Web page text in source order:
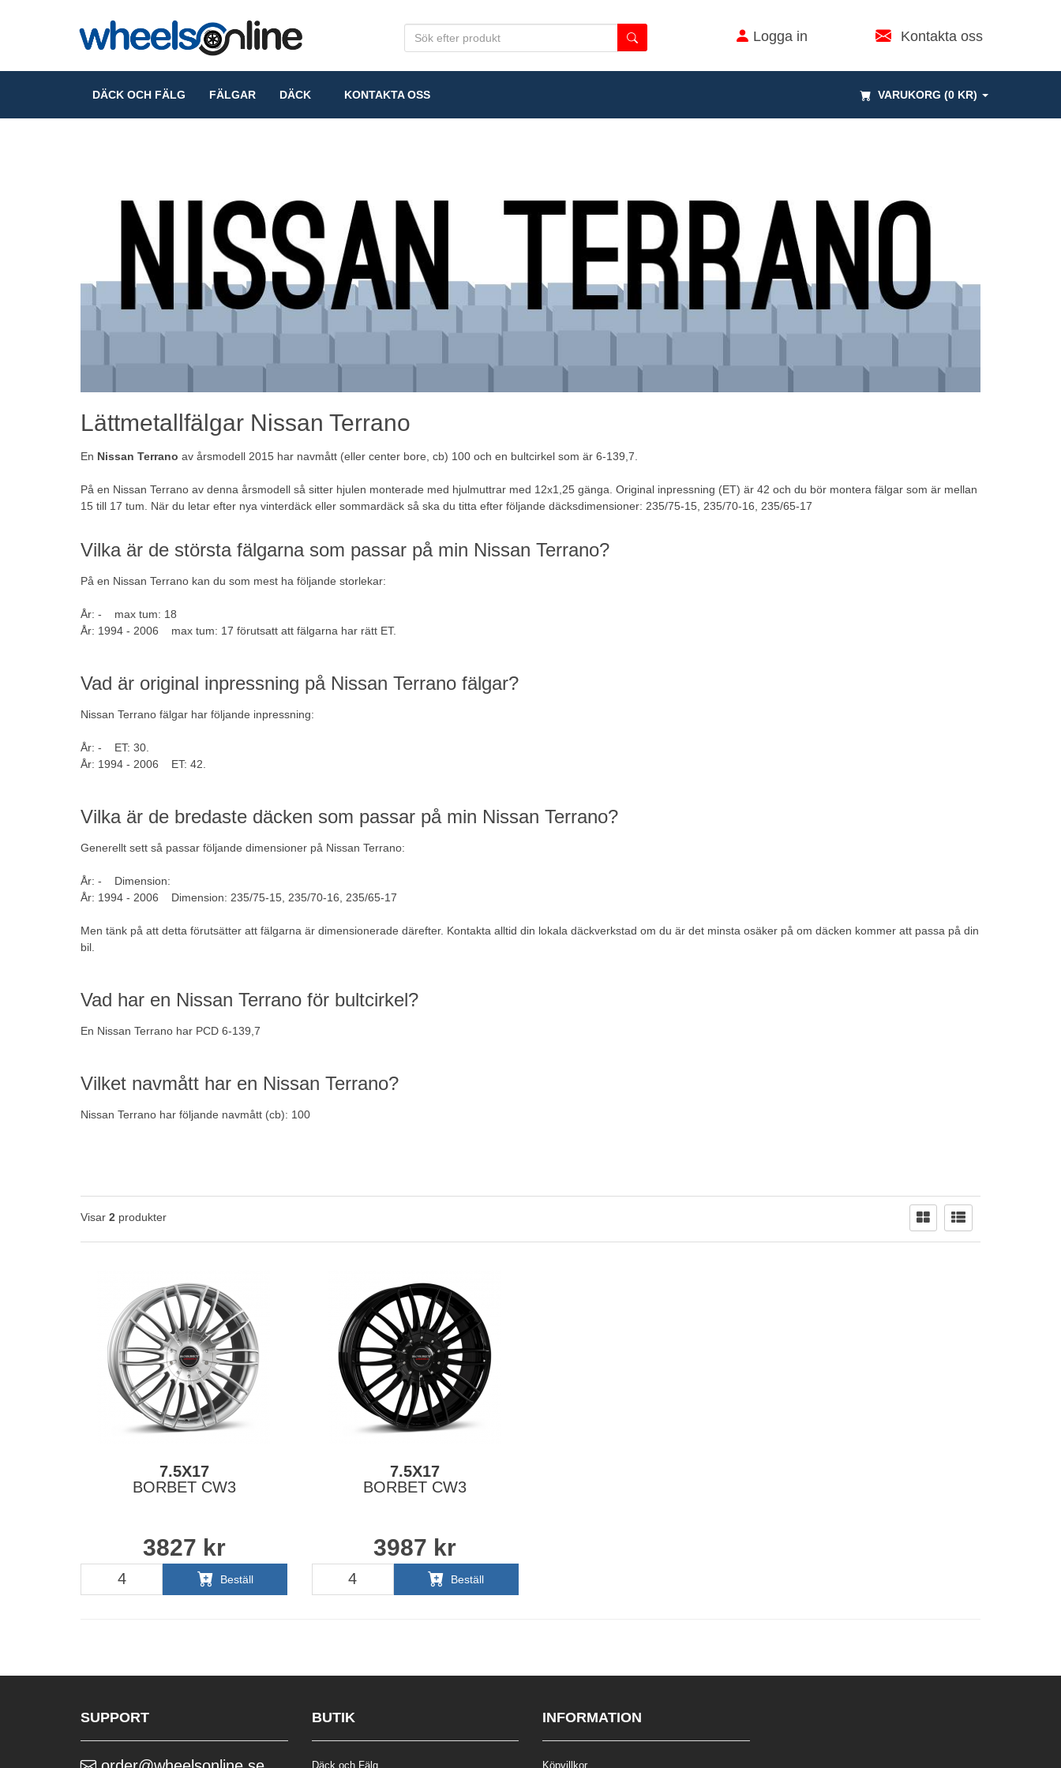
Logga in Kontakta oss
VARUKORG (0 KR)
DÄCK OCH FÄLG FÄLGAR DÄCK KONTAKTA OSS
Lättmetallfälgar Nissan Terrano
En Nissan Terrano av årsmodell 2015 har navmått (eller center bore, cb) 100 och en bultcirkel som är 6-139,7.
På en Nissan Terrano av denna årsmodell så sitter hjulen monterade med hjulmuttrar med 12x1,25 gänga. Original inpressning (ET) är 42 och du bör montera fälgar som är mellan
15 till 17 tum. När du letar efter nya vinterdäck eller sommardäck så ska du titta efter följande däcksdimensioner: 235/75-15, 235/70-16, 235/65-17
Vilka är de största fälgarna som passar på min Nissan Terrano?
På en Nissan Terrano kan du som mest ha följande storlekar:
År: - max tum: 18
År: 1994 - 2006 max tum: 17 förutsatt att fälgarna har rätt ET.
Vad är original inpressning på Nissan Terrano fälgar?
Nissan Terrano fälgar har följande inpressning:
År: - ET: 30.
År: 1994 - 2006 ET: 42.
Vilka är de bredaste däcken som passar på min Nissan Terrano?
Generellt sett så passar följande dimensioner på Nissan Terrano:
År: - Dimension:
År: 1994 - 2006 Dimension: 235/75-15, 235/70-16, 235/65-17
Men tänk på att detta förutsätter att fälgarna är dimensionerade därefter. Kontakta alltid din lokala däckverkstad om du är det minsta osäker på om däcken kommer att passa på din
bil.
Vad har en Nissan Terrano för bultcirkel?
En Nissan Terrano har PCD 6-139,7
Vilket navmått har en Nissan Terrano?
Nissan Terrano har följande navmått (cb): 100
Visar 2 produkter
7.5X17
BORBET CW3
3827 kr
Beställ
7.5X17
BORBET CW3
3987 kr
Beställ
SUPPORT BUTIK
Däck och Fälg
INFORMATION
Köpvillkor